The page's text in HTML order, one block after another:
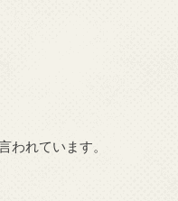
われています。